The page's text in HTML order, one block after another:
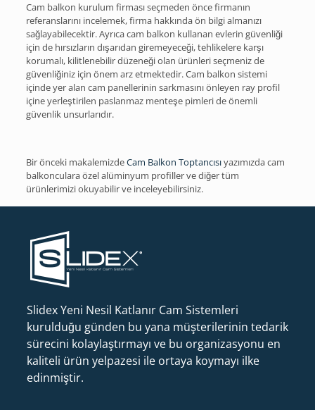
Cam balkon kurulum firması seçmeden önce firmanın
referanslarını incelemek, firma hakkında ön bilgi almanızı
sağlayabilecektir. Ayrıca cam balkon kullanan evlerin güvenliği
için de hırsızların dışarıdan giremeyeceği, tehlikelere karşı
korumalı, kilitlenebilir düzeneği olan ürünleri seçmeniz de
güvenliğiniz için önem arz etmektedir. Cam balkon sistemi
içinde yer alan cam panellerinin sarkmasını önleyen ray profil
içine yerleştirilen paslanmaz menteşe pimleri de önemli
güvenlik unsurlarıdır.
Bir önceki makalemizdeCam Balkon Toptancısıyazımızda cam
balkonculara özel alüminyum profiller ve diğer tüm
ürünlerimizi okuyabilir ve inceleyebilirsiniz.
Slidex Yeni Nesil Katlanır Cam Sistemleri
kurulduğu günden bu yana müşterilerinin tedarik
sürecini kolaylaştırmayı ve bu organizasyonu en
kaliteli ürün yelpazesi ile ortaya koymayı ilke
edinmiştir.